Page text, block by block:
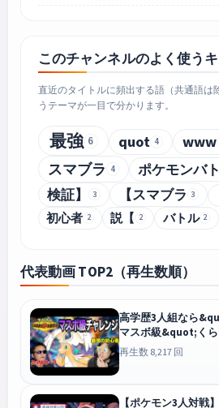
このチャンネルのよく使う
直近のタイトルに頻出する語（共通語は
うテーマが一目で分かります。
最強 6 quot 4 www
スマブラ 4 ポケモンバ
検証】 3 【スマブラ 3
初心者 2 説【 2 バトル 2
代表動画 TOP2（再生数順）
高学歴3人組なら
マスボ級&quot;く
ケモンチャンピオン
再生数 8,217 回
【ポケモン3人対戦